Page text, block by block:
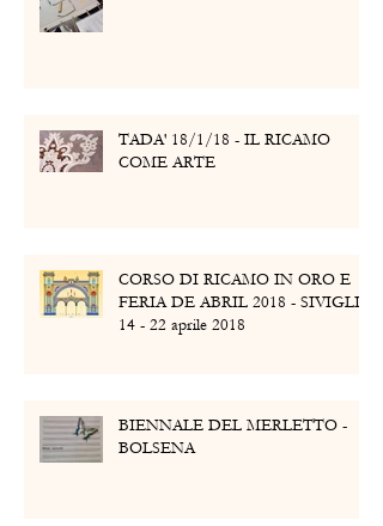
TADA' 18/1/18 - IL RICAMO
COME ARTE
CORSO DI RICAMO IN ORO E
FERIA DE ABRIL 2018 - SIVIGLIA
14 - 22 aprile 2018
BIENNALE DEL MERLETTO -
BOLSENA